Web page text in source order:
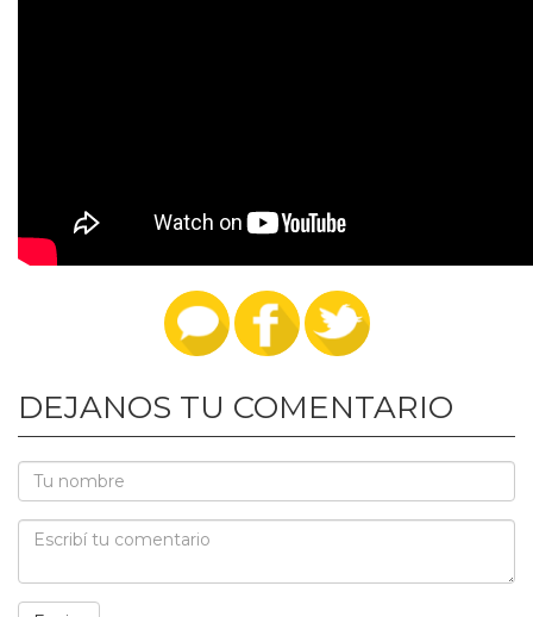
DEJANOS TU COMENTARIO